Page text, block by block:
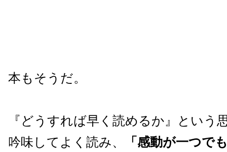
本もそうだ。
『どうすれば早く読めるか』という
吟味してよく読み、
「感動が一つで